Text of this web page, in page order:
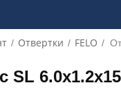
/ Отвертки / FELO /
SL